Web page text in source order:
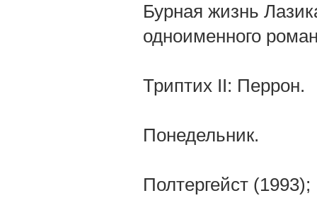
Бурная жизнь
одноименного
Триптих II: Перрон.
Понедельник.
Полтергейст